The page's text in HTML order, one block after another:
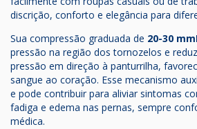
discrição, conforto e elegância para
Sua compressão graduada de 20-30
pressão na região dos tornozelos e
pressão em direção à panturrilha,
sangue ao coração. Esse mecanismo
e pode contribuir para aliviar sintomas
fadiga e edema nas pernas, sempre
médica.